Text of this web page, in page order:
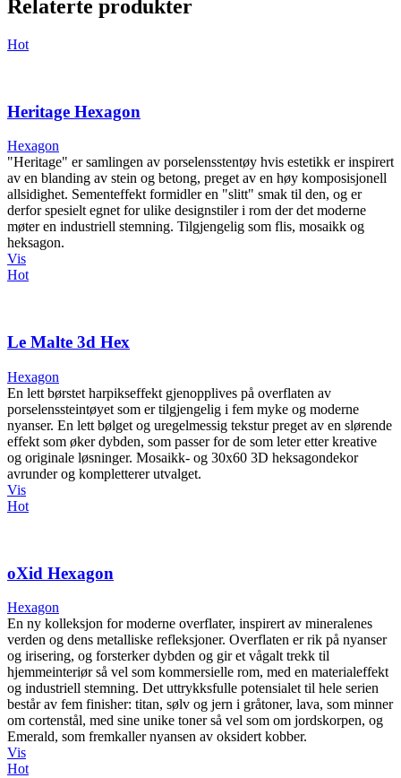
Relaterte produkter
Hot
Heritage Hexagon
Hexagon
"Heritage" er samlingen av porselensstentøy hvis estetikk er inspirert
av en blanding av stein og betong, preget av en høy komposisjonell
allsidighet. Sementeffekt formidler en "slitt" smak til den, og er
derfor spesielt egnet for ulike designstiler i rom der det moderne
møter en industriell stemning. Tilgjengelig som flis, mosaikk og
heksagon.
Vis
Hot
Le Malte 3d Hex
Hexagon
En lett børstet harpikseffekt gjenopplives på overflaten av
porselenssteintøyet som er tilgjengelig i fem myke og moderne
nyanser. En lett bølget og uregelmessig tekstur preget av en slørende
effekt som øker dybden, som passer for de som leter etter kreative
og originale løsninger. Mosaikk- og 30x60 3D heksagondekor
avrunder og kompletterer utvalget.
Vis
Hot
oXid Hexagon
Hexagon
En ny kolleksjon for moderne overflater, inspirert av mineralenes
verden og dens metalliske refleksjoner. Overflaten er rik på nyanser
og irisering, og forsterker dybden og gir et vågalt trekk til
hjemmeinteriør så vel som kommersielle rom, med en materialeffekt
og industriell stemning. Det uttrykksfulle potensialet til hele serien
består av fem finisher: titan, sølv og jern i gråtoner, lava, som minner
om cortenstål, med sine unike toner så vel som om jordskorpen, og
Emerald, som fremkaller nyansen av oksidert kobber.
Vis
Hot